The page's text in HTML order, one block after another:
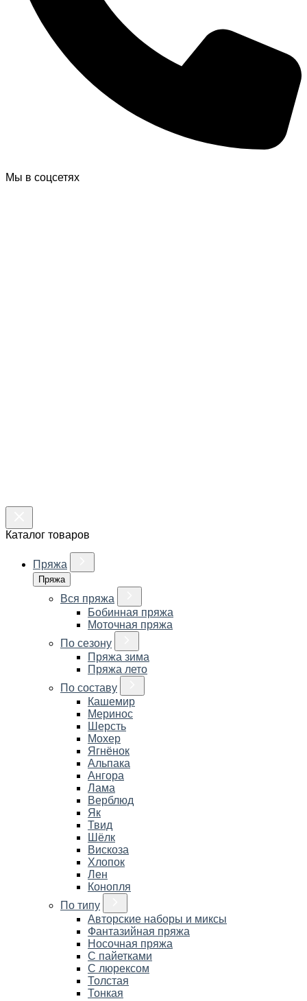
Мы в соцсетях
Каталог товаров
Пряжа
Пряжа
Вся пряжа
Бобинная пряжа
Моточная пряжа
По сезону
Пряжа зима
Пряжа лето
По составу
Кашемир
Меринос
Шерсть
Мохер
Ягнёнок
Альпака
Ангора
Лама
Верблюд
Як
Твид
Шёлк
Вискоза
Хлопок
Лен
Конопля
По типу
Авторские наборы и миксы
Фантазийная пряжа
Носочная пряжа
С пайетками
С люрексом
Толстая
Тонкая